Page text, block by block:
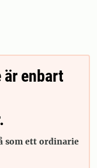
enbart
som ett ordinarie